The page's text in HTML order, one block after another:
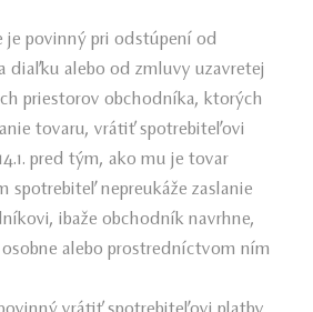
je povinný pri odstúpení od
diaľku alebo od zmluvy uzavretej
priestorov obchodníka, ktorých
tovaru, vrátiť spotrebiteľovi
pred tým, ako mu je tovar
spotrebiteľ nepreukáže zaslanie
ibaže obchodník navrhne,
alebo prostredníctvom ním